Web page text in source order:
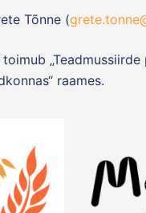
Tõnne (
toimub
raames.